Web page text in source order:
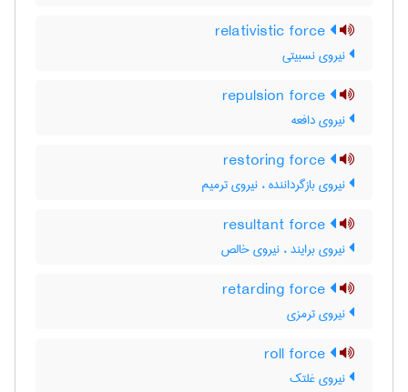
نیروی نسبیتی
نیروی دافعه
نیروی بازگرداننده ، نیروی ترمیم
نیروی برایند ، نیروی خالص
نیروی ترمزی
نیروی غلتک